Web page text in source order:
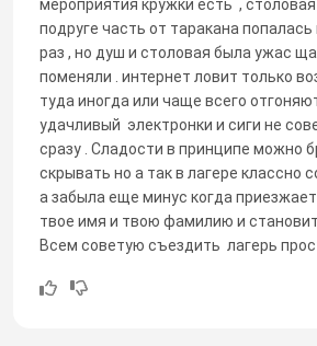
мероприятия кружки есть ,
подруге часть от таракана
раз , но душ и столовая была ужас
поменяли . интернет ловит только
туда иногда или чаще всего
удачливый электронки и сиги не
сразу . Сладости в принципе можно
скрывать но а так в лагере классно
а забыла еще минус когда
твое имя и твою фамилию и
Всем советую съездить лагерь